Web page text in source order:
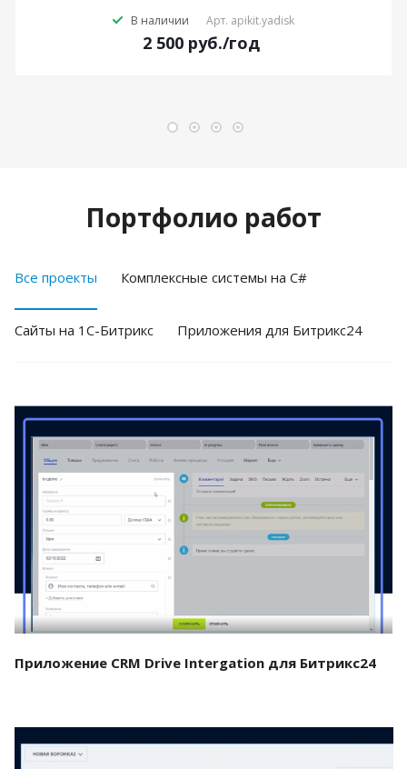
В наличии Арт. apikit.yadisk
2 500 руб./год
Портфолио работ
Все проекты Комплексные системы на C#
Cайты на 1С-Битрикс Приложения для Битрикс24
Смотреть проект
Приложение CRM Drive Intergation для Битрикс24